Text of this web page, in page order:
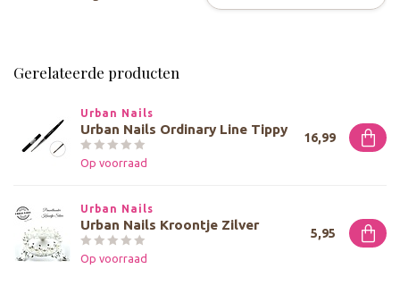
Gerelateerde producten
Urban Nails
Urban Nails Ordinary Line Tippy
Op voorraad
16,99
Urban Nails
Urban Nails Kroontje Zilver
Op voorraad
5,95